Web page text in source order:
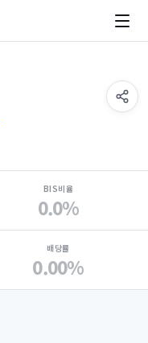
BIS비율
0.0%
배당률
0.00%